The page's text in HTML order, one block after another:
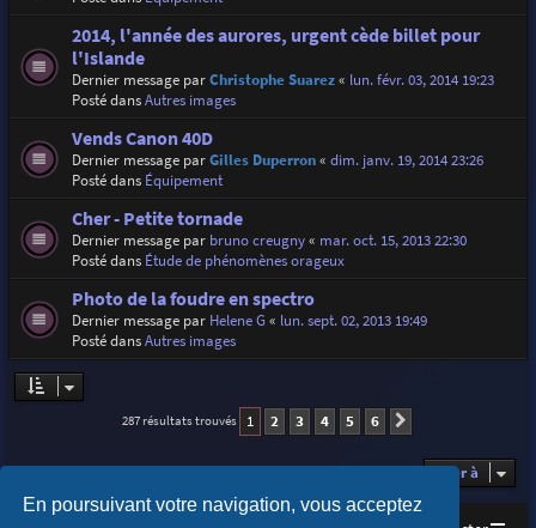
En poursuivant votre navigation, vous acceptez
2014, l'année des aurores, urgent cède billet pour
l'Islande
Dernier message parChristophe Suarez« lun. févr. 03, 2014 19:23
Posté dansAutres images
Vends Canon 40D
Dernier message parGilles Duperron« dim. janv. 19, 2014 23:26
Posté dans Équipement
Cher - Petite tornade
Dernier message par bruno creugny« mar. oct. 15, 2013 22:30
Posté dans Étude de phénomènes orageux
Photo de la foudre en spectro
Dernier message par Helene G« lun. sept. 02, 2013 19:49
Posté dansAutres images
287 résultats trouvés 1 2 3 4 5 6
Aller à